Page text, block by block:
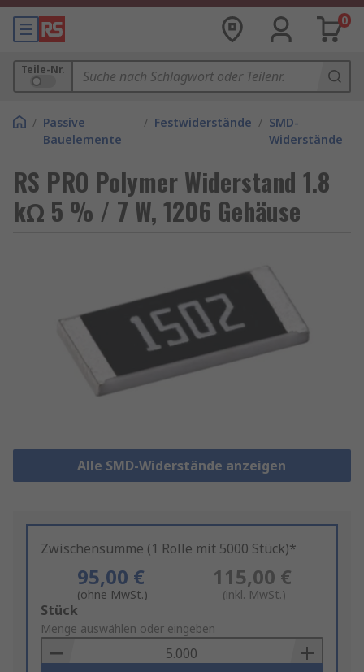
0
Teile-Nr.
/ Passive
Bauelemente
/ Festwiderstände / SMD-
Widerstände
RS PRO Polymer Widerstand 1.8
kΩ 5 % / 7 W, 1206 Gehäuse
Alle SMD-Widerstände anzeigen
Zwischensumme (1 Rolle mit 5000 Stück)*
95,00 €
(ohne MwSt.)
115,00 €
(inkl. MwSt.)
Add
to
Basket
Stück
Menge auswählen oder eingeben